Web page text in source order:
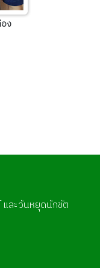
ง
ละวันหยุดนักขัต